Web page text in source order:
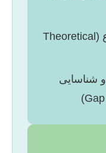
✔️ مبانی نظری موضوع (Theoretical
شناسایی